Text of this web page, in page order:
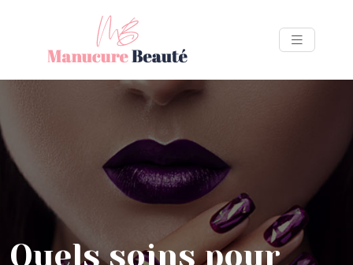
Quels soins pour